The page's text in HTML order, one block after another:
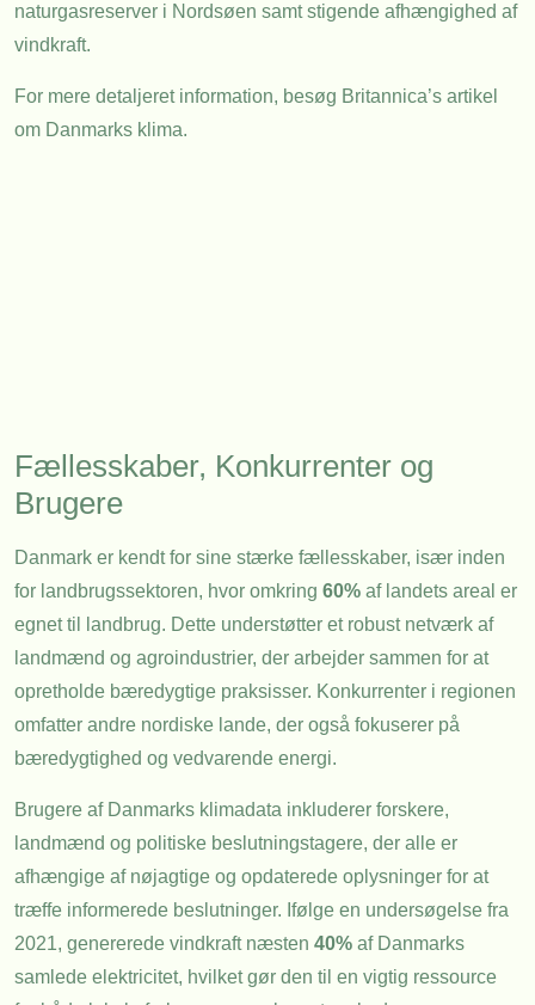
naturgasreserver i Nordsøen samt stigende afhængighed af
vindkraft.
For mere detaljeret information, besøg Britannica’s artikel
om Danmarks klima.
Fællesskaber, Konkurrenter og
Brugere
Danmark er kendt for sine stærke fællesskaber, især inden
for landbrugssektoren, hvor omkring 60% af landets areal er
egnet til landbrug. Dette understøtter et robust netværk af
landmænd og agroindustrier, der arbejder sammen for at
opretholde bæredygtige praksisser. Konkurrenter i regionen
omfatter andre nordiske lande, der også fokuserer på
bæredygtighed og vedvarende energi.
Brugere af Danmarks klimadata inkluderer forskere,
landmænd og politiske beslutningstagere, der alle er
afhængige af nøjagtige og opdaterede oplysninger for at
træffe informerede beslutninger. Ifølge en undersøgelse fra
2021, genererede vindkraft næsten 40% af Danmarks
samlede elektricitet, hvilket gør den til en vigtig ressource